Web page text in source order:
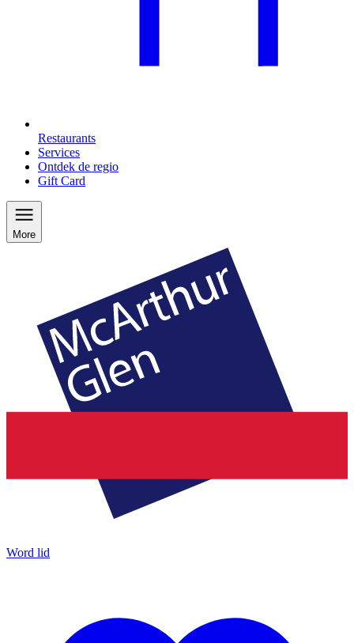
Restaurants
Services
Ontdek de regio
Gift Card
More
Word lid